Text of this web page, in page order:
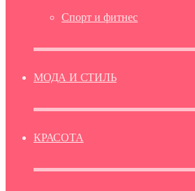
Спорт и фитнес
МОДА И СТИЛЬ
КРАСОТА